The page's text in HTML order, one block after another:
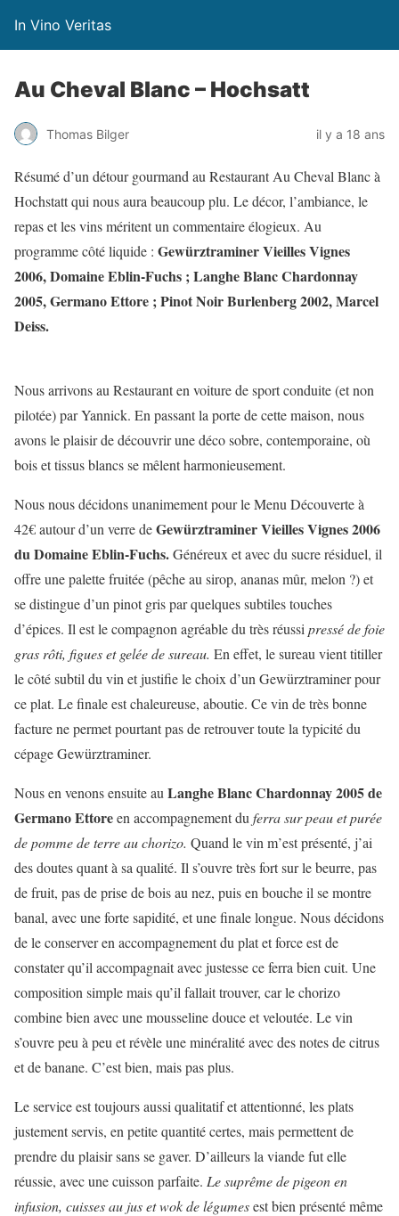
In Vino Veritas
Au Cheval Blanc – Hochsatt
Thomas Bilger il y a 18 ans
Résumé d’un détour gourmand au Restaurant Au Cheval Blanc à
Hochstatt qui nous aura beaucoup plu. Le décor, l’ambiance, le
repas et les vins méritent un commentaire élogieux. Au
programme côté liquide : Gewürztraminer Vieilles Vignes
2006, Domaine Eblin-Fuchs ; Langhe Blanc Chardonnay
2005, Germano Ettore ; Pinot Noir Burlenberg 2002, Marcel
Deiss.
Nous arrivons au Restaurant en voiture de sport conduite (et non
pilotée) par Yannick. En passant la porte de cette maison, nous
avons le plaisir de découvrir une déco sobre, contemporaine, où
bois et tissus blancs se mêlent harmonieusement.
Nous nous décidons unanimement pour le Menu Découverte à
42€ autour d’un verre deGewürztraminer Vieilles Vignes 2006
du Domaine Eblin-Fuchs.Généreux et avec du sucre résiduel, il
offre une palette fruitée (pêche au sirop, ananas mûr, melon ?) et
se distingue d’un pinot gris par quelques subtiles touches
d’épices. Il est le compagnon agréable du très réussi pressé de foie
gras rôti, figues et gelée de sureau. En effet, le sureau vient titiller
le côté subtil du vin et justifie le choix d’un Gewürztraminer pour
ce plat. Le finale est chaleureuse, aboutie. Ce vin de très bonne
facture ne permet pourtant pas de retrouver toute la typicité du
cépage Gewürztraminer.
Nous en venons ensuite au Langhe Blanc Chardonnay 2005 de
Germano Ettoreen accompagnement du ferra sur peau et purée
de pomme de terre au chorizo. Quand le vin m’est présenté, j’ai
des doutes quant à sa qualité. Il s’ouvre très fort sur le beurre, pas
de fruit, pas de prise de bois au nez, puis en bouche il se montre
banal, avec une forte sapidité, et une finale longue. Nous décidons
de le conserver en accompagnement du plat et force est de
constater qu’il accompagnait avec justesse ce ferra bien cuit. Une
composition simple mais qu’il fallait trouver, car le chorizo
combine bien avec une mousseline douce et veloutée. Le vin
s’ouvre peu à peu et révèle une minéralité avec des notes de citrus
et de banane. C’est bien, mais pas plus.
Le service est toujours aussi qualitatif et attentionné, les plats
justement servis, en petite quantité certes, mais permettent de
prendre du plaisir sans se gaver. D’ailleurs la viande fut elle
réussie, avec une cuisson parfaite. Le suprême de pigeon en
infusion, cuisses au jus et wok de légumesest bien présenté même